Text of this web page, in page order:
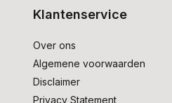
Klantenservice
Over ons
Algemene voorwaarden
Disclaimer
Privacy Statement